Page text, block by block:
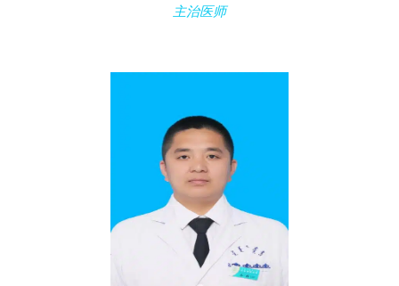
主治医师